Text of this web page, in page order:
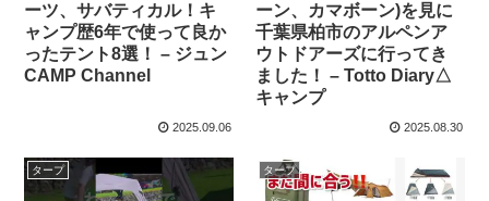
ーツ、サバティカル！キ
ャンプ歴6年で使って良か
ったテント8選！ – ジュン
CAMP Channel
2025.09.06
ーン、カマボーン)を見に
千葉県柏市のアルペンア
ウトドアーズに行ってき
ました！ – Totto Diary△
キャンプ
2025.08.30
タープ タープ